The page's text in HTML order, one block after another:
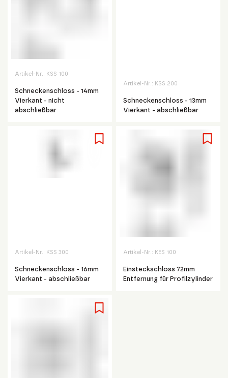
Artikel-Nr.: KSS 100
Schneckenschloss - 14mm
Vierkant - nicht
abschließbar
Artikel-Nr.: KSS 200
Schneckenschloss - 13mm
Vierkant - abschließbar
Artikel-Nr.: KSS 300
Schneckenschloss - 16mm
Vierkant - abschließbar
Artikel-Nr.: KES 100
Einsteckschloss 72mm
Entfernung für Profilzylinder